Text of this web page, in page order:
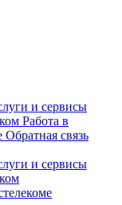
и сервисы
Работа в
Обратная связь
и сервисы